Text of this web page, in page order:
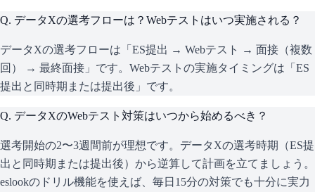
Q. データXの選考フローは？Webテストはいつ実施される？
データXの選考フローは「ES提出 → Webテスト → 面接（複数
回） → 最終面接」です。Webテストの実施タイミングは「ES
提出と同時期または提出後」です。
Q. データXのWebテスト対策はいつから始めるべき？
選考開始の2〜3週間前が理想です。データXの選考時期（ES提
出と同時期または提出後）から逆算して計画を立てましょう。
eslookのドリル機能を使えば、毎日15分の対策でも十分に実力